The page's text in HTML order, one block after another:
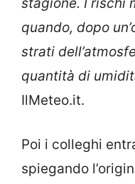
quando, dopo
strati
quantità di
IlMeteo.it.
Poi i colleghi
spiegando